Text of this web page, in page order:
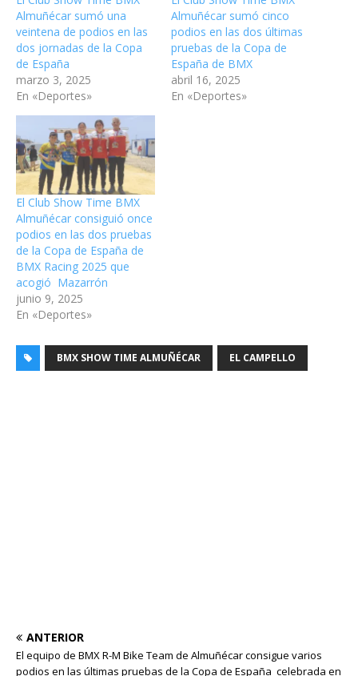
Almuñécar sumó una
veintena de podios en las
dos jornadas de la Copa
de España
marzo 3, 2025
En «Deportes»
Almuñécar sumó cinco
podios en las dos últimas
pruebas de la Copa de
España de BMX
abril 16, 2025
En «Deportes»
El Club Show Time BMX
Almuñécar consiguió once
podios en las dos pruebas
de la Copa de España de
BMX Racing 2025 que
acogió Mazarrón
junio 9, 2025
En «Deportes»
BMX SHOW TIME ALMUÑÉCAR EL CAMPELLO
ANTERIOR
El equipo de BMX R-M Bike Team de Almuñécar consigue varios
podios en las últimas pruebas de la Copa de España celebrada en